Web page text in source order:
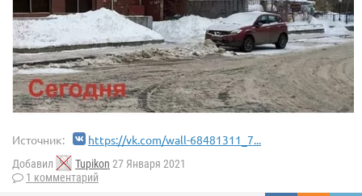
Источник: https://vk.com/wall-68481311_7...
Добавил Tupikon 27 Января 2021
1 комментарий